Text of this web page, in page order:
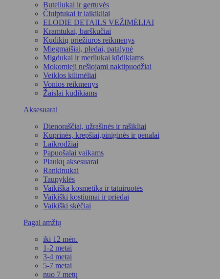
Buteliukai ir gertuvės
Čiulptukai ir laikikliai
ELODIE DETAILS VEŽIMĖLIAI
Kramtukai, barškučiai
Kūdikių priežiūros reikmenys
Miegmaišiai, pledai, patalynė
Migdukai ir merliukai kūdikiams
Mokomieji nešiojami naktipuodžiai
Veiklos kilimėliai
Vonios reikmenys
Žaislai kūdikiams
Aksesuarai
Dienoraščiai, užrašinės ir rašikliai
Kuprinės, krepšiai,piniginės ir penalai
Laikrodžiai
Papuošalai vaikams
Plaukų aksesuarai
Rankinukai
Taupyklės
Vaikiška kosmetika ir tatuiruotės
Vaikiški kostiumai ir priedai
Vaikiški skėčiai
Pagal amžių
iki 12 mėn.
1-2 metai
3-4 metai
5-7 metai
nuo 7 metų